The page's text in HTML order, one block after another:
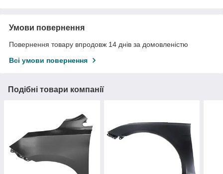
Умови повернення
Повернення товару впродовж 14 днів за домовленістю
Всі умови повернення
Подібні товари компанії